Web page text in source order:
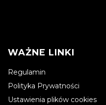
Linki w stopce
WAŻNE LINKI
Regulamin
Polityka Prywatności
Ustawienia plików cookies